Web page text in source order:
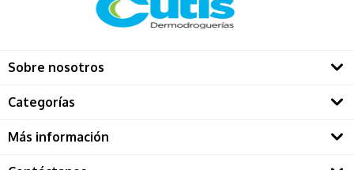
Sobre nosotros
Quienes somos
Categorías
Rostro
Más información